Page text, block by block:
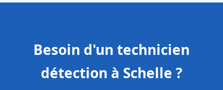
Besoin d'un technicien
détection à Schelle ?